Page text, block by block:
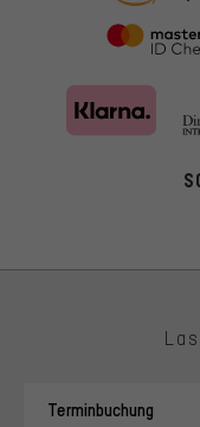
Terminbuchung
Du bekommst,